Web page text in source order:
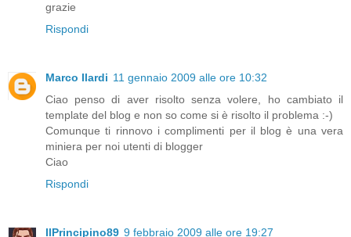
grazie
Rispondi
Marco Ilardi 11 gennaio 2009 alle ore 10:32
Ciao penso di aver risolto senza volere, ho cambiato il
template del blog e non so come si è risolto il problema :-)
Comunque ti rinnovo i complimenti per il blog è una vera
miniera per noi utenti di blogger
Ciao
Rispondi
IlPrincipino89 9 febbraio 2009 alle ore 19:27